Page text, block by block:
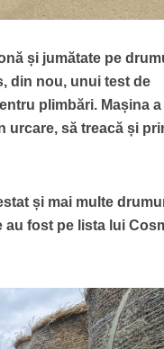
și jumătate pe
din nou, unui test de
plimbări. Mașina
urcare, să treacă și
și mai multe
au fost pe lista lui